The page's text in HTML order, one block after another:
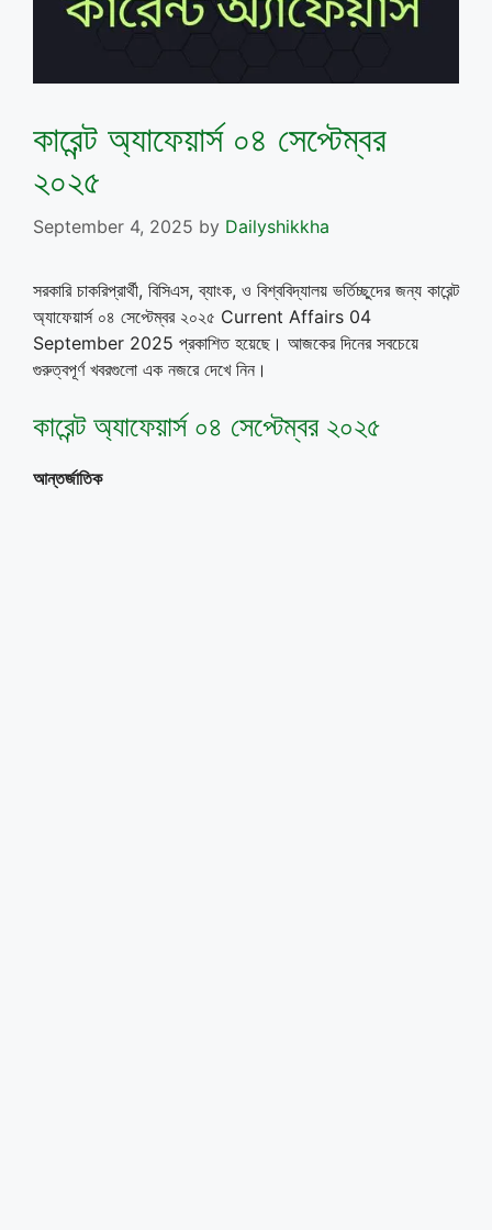
কারেন্ট অ্যাফেয়ার্স ০৪ সেপ্টেম্বর
২০২৫
September 4, 2025 by Dailyshikkha
সরকারি চাকরিপ্রার্থী, বিসিএস, ব্যাংক, ও বিশ্ববিদ্যালয় ভর্তিচ্ছুদের জন্য কারেন্ট
অ্যাফেয়ার্স ০৪ সেপ্টেম্বর ২০২৫ Current Affairs 04
September 2025 প্রকাশিত হয়েছে। আজকের দিনের সবচেয়ে
গুরুত্বপূর্ণ খবরগুলো এক নজরে দেখে নিন।
কারেন্ট অ্যাফেয়ার্স ০৪ সেপ্টেম্বর ২০২৫
আন্তর্জাতিক